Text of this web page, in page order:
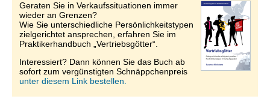
Geraten Sie in Verkaufssituationen immer
wieder an Grenzen?
Wie Sie unterschiedliche Persönlichkeitstypen
zielgerichtet ansprechen, erfahren Sie im
Praktikerhandbuch „Vertriebsgötter“.
Interessiert? Dann können Sie das Buch ab
sofort zum vergünstigten Schnäppchenpreis
unter diesem Link bestellen.